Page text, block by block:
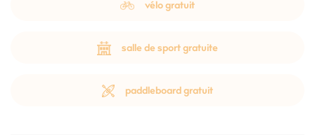
vélo gratuit
salle de sport gratuite
paddleboard gratuit